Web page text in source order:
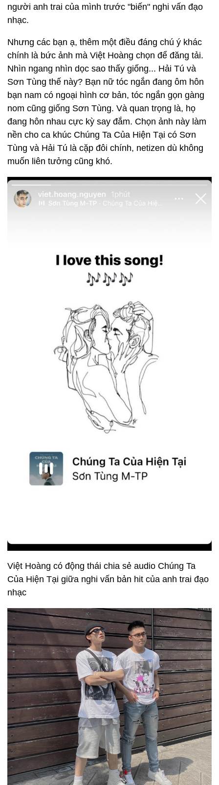
người anh trai của mình trước "biến" nghi vấn đạo
nhạc.
Nhưng các bạn ạ, thêm một điều đáng chú ý khác
chính là bức ảnh mà Việt Hoàng chọn để đăng tải.
Nhìn ngang nhìn dọc sao thấy giống... Hải Tú và
Sơn Tùng thế này? Bạn nữ tóc ngắn đang ôm hôn
bạn nam có ngoại hình cơ bản, tóc ngắn gọn gàng
nom cũng giống Sơn Tùng. Và quan trọng là, họ
đang hôn nhau cực kỳ say đắm. Chọn ảnh này làm
nền cho ca khúc Chúng Ta Của Hiện Tại có Sơn
Tùng và Hải Tú là cặp đôi chính, netizen dù không
muốn liên tưởng cũng khó.
Việt Hoàng có động thái chia sẻ audio Chúng Ta
Của Hiện Tại giữa nghi vấn bản hit của anh trai đạo
nhạc